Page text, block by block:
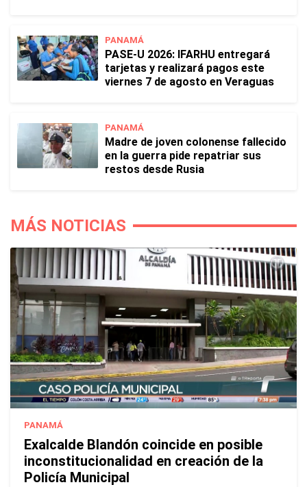
PANAMÁ
PASE-U 2026: IFARHU entregará
tarjetas y realizará pagos este
viernes 7 de agosto en Veraguas
PANAMÁ
Madre de joven colonense fallecido
en la guerra pide repatriar sus
restos desde Rusia
MÁS NOTICIAS
PANAMÁ
Exalcalde Blandón coincide en posible
inconstitucionalidad en creación de la
Policía Municipal